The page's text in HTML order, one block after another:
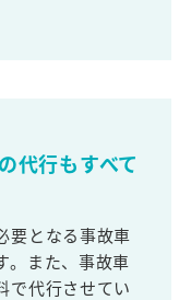
代行もすべて
要となる事故車
。また、事故車
で代行させてい